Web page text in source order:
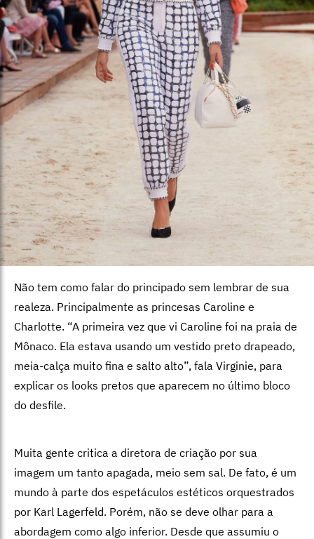
Não tem como falar do principado sem lembrar de sua
realeza. Principalmente as princesas Caroline e
Charlotte. “A primeira vez que vi Caroline foi na praia de
Mônaco. Ela estava usando um vestido preto drapeado,
meia-calça muito fina e salto alto”, fala Virginie, para
explicar os looks pretos que aparecem no último bloco
do desfile.
Muita gente critica a diretora de criação por sua
imagem um tanto apagada, meio sem sal. De fato, é um
mundo à parte dos espetáculos estéticos orquestrados
por Karl Lagerfeld. Porém, não se deve olhar para a
abordagem como algo inferior. Desde que assumiu o